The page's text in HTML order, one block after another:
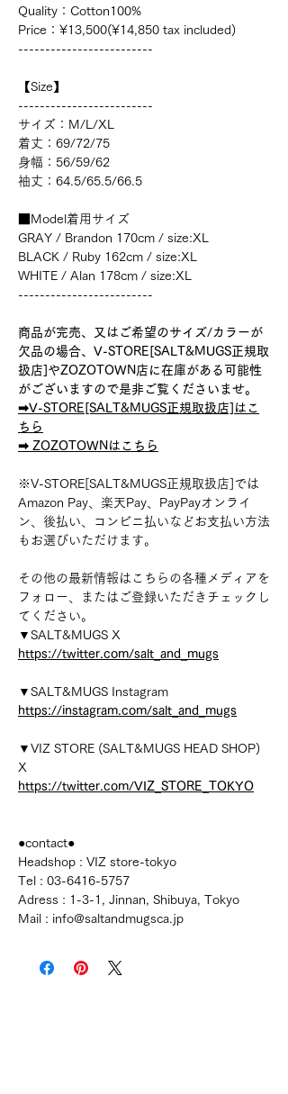
Quality：Cotton100%
Price：¥13,500(¥14,850 tax included)
-------------------------
【Size】
-------------------------
サイズ：M/L/XL
着丈：69/72/75
身幅：56/59/62
袖丈：64.5/65.5/66.5
■Model着用サイズ
GRAY / Brandon 170cm / size:XL
BLACK / Ruby 162cm / size:XL
WHITE / Alan 178cm / size:XL
-------------------------
商品が完売、又はご希望のサイズ/カラーが
欠品の場合、V-STORE[SALT&MUGS正規取
扱店]やZOZOTOWN店に在庫がある可能性
がございますので是非ご覧くださいませ。
➡︎V-STORE[SALT&MUGS正規取扱店]はこ
ちら
➡︎ ZOZOTOWNはこちら
※V-STORE[SALT&MUGS正規取扱店]では
Amazon Pay、楽天Pay、PayPayオンライ
ン、後払い、コンビニ払いなどお支払い方法
もお選びいただけます。
その他の最新情報はこちらの各種メディアを
フォロー、またはご登録いただきチェックし
てください。
▼SALT&MUGS X
https://twitter.com/salt_and_mugs
▼SALT&MUGS Instagram
https://instagram.com/salt_and_mugs
▼VIZ STORE (SALT&MUGS HEAD SHOP)
X
https://twitter.com/VIZ_STORE_TOKYO
●contact●
Headshop : VIZ store-tokyo
Tel : 03-6416-5757
Adress : 1-3-1, Jinnan, Shibuya, Tokyo
Mail : info@saltandmugsca.jp